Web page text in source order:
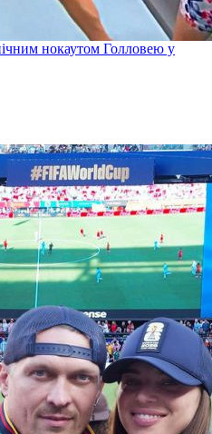
нокаутом Голловею у